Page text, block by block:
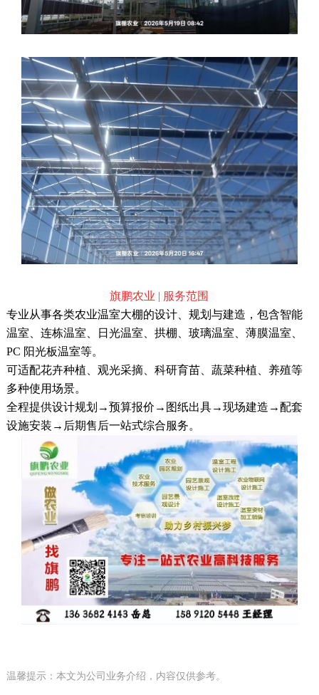
旗鹏农业 | 服务范围
专业从事各类农业温室大棚的设计、规划与建造，包含智能
温室、连栋温室、日光温室、拱棚、玻璃温室、薄膜温室、
PC 阳光板温室等。
可适配花卉种植、观光采摘、科研育苗、蔬菜种植、养殖等
多种使用场景。
全程提供设计规划→预算报价→图纸出具→现场建造→配套
设施安装→后期售后一站式综合服务。
温馨提示：本文为公司业务介绍，内容仅供参考。